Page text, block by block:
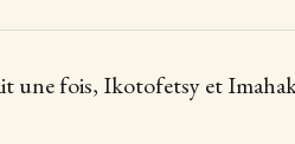
une fois, Ikotofetsy et